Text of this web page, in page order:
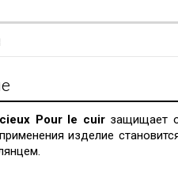
Pour le cuirзащищает
изделие